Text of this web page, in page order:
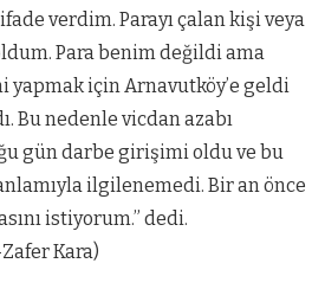
verdim. Parayı çalan kişi veya
Para benim değildi ama
yapmak için Arnavutköy’e geldi
Bu nedenle vicdan azabı
gün darbe girişimi oldu ve bu
ilgilenemedi. Bir an önce
istiyorum.” dedi.
Kara)